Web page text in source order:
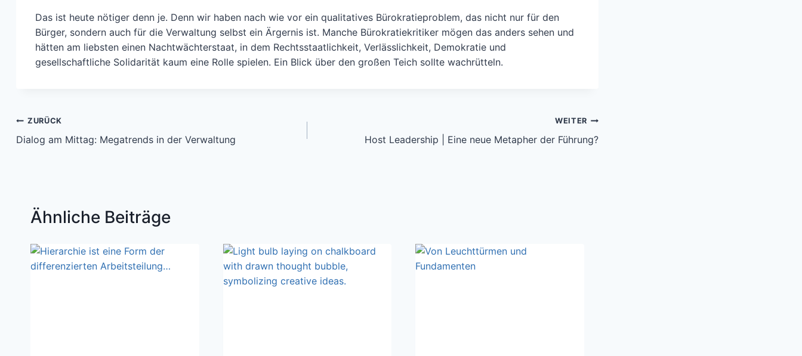
Das ist heute nötiger denn je. Denn wir haben nach wie vor ein qualitatives Bürokratieproblem, das nicht nur für den
Bürger, sondern auch für die Verwaltung selbst ein Ärgernis ist. Manche Bürokratiekritiker mögen das anders sehen und
hätten am liebsten einen Nachtwächterstaat, in dem Rechtsstaatlichkeit, Verlässlichkeit, Demokratie und
gesellschaftliche Solidarität kaum eine Rolle spielen. Ein Blick über den großen Teich sollte wachrütteln.
Beitragsnavigation
ZURÜCK
Dialog am Mittag: Megatrends in der Verwaltung
WEITER
Host Leadership | Eine neue Metapher der Führung?
Ähnliche Beiträge